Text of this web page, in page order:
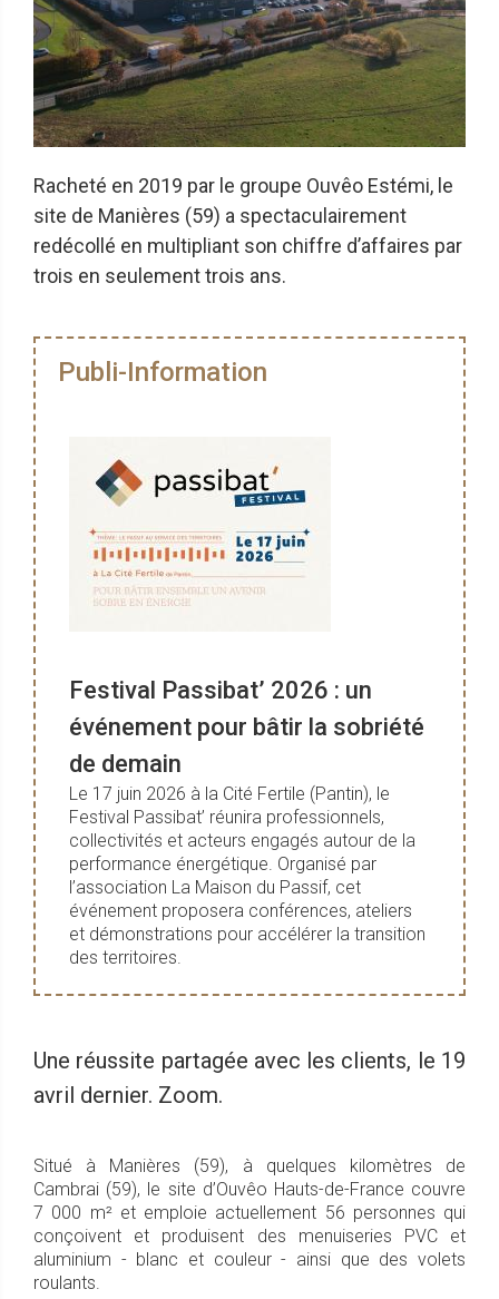
Racheté en 2019 par le groupe Ouvêo Estémi, le
site de Manières (59) a spectaculairement
redécollé en multipliant son chiffre d’affaires par
trois en seulement trois ans.
Publi-Information
Festival Passibat’ 2026 : un
événement pour bâtir la sobriété
de demain
Le 17 juin 2026 à la Cité Fertile (Pantin), le
Festival Passibat’ réunira professionnels,
collectivités et acteurs engagés autour de la
performance énergétique. Organisé par
l’association La Maison du Passif, cet
événement proposera conférences, ateliers
et démonstrations pour accélérer la transition
des territoires.
Une réussite partagée avec les clients, le 19
avril dernier. Zoom.
Situé à Manières (59), à quelques kilomètres de
Cambrai (59), le site d’Ouvêo Hauts-de-France couvre
7 000 m² et emploie actuellement 56 personnes qui
conçoivent et produisent des menuiseries PVC et
aluminium - blanc et couleur - ainsi que des volets
roulants.